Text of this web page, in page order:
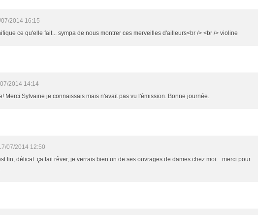
07/2014 16:15
ce qu'elle fait... sympa de nous montrer ces merveilles d'ailleurs<br /> <br /> violine
2014 14:14
Merci Sylvaine je connaissais mais n'avait pas vu l'émission. Bonne journée.
07/2014 12:50
fin, délicat. ça fait rêver, je verrais bien un de ses ouvrages de dames chez moi... merci pour